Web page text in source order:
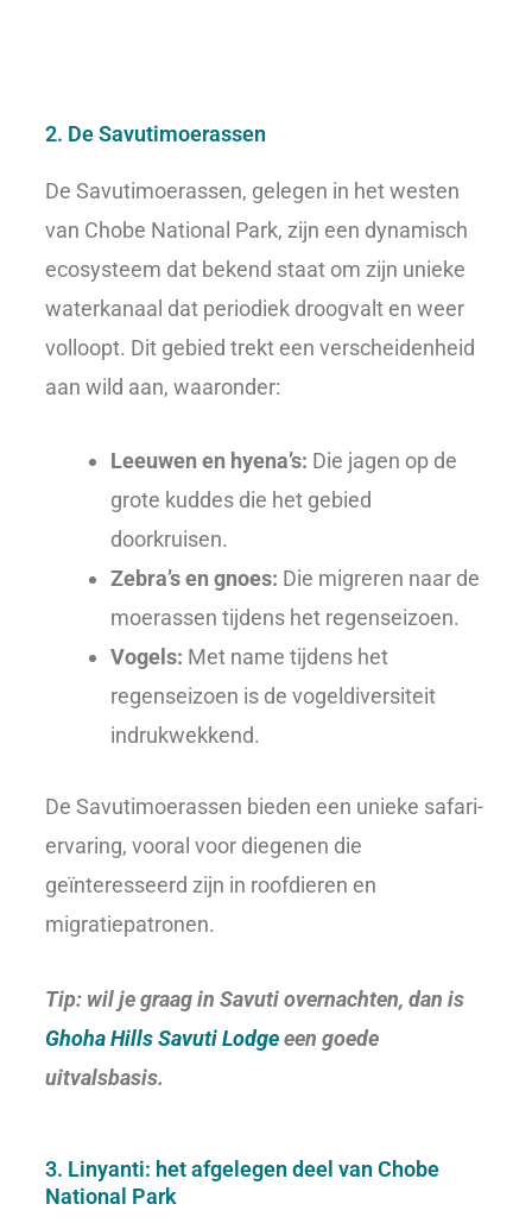
2. De Savutimoerassen
De Savutimoerassen, gelegen in het westen
van Chobe National Park, zijn een dynamisch
ecosysteem dat bekend staat om zijn unieke
waterkanaal dat periodiek droogvalt en weer
volloopt. Dit gebied trekt een verscheidenheid
aan wild aan, waaronder:
Leeuwen en hyena’s: Die jagen op de
grote kuddes die het gebied
doorkruisen.
Zebra’s en gnoes: Die migreren naar de
moerassen tijdens het regenseizoen.
Vogels: Met name tijdens het
regenseizoen is de vogeldiversiteit
indrukwekkend.
De Savutimoerassen bieden een unieke safari-
ervaring, vooral voor diegenen die
geïnteresseerd zijn in roofdieren en
migratiepatronen.
Tip: wil je graag in Savuti overnachten, dan is
Ghoha Hills Savuti Lodgeeen goede
uitvalsbasis.
3. Linyanti: het afgelegen deel van Chobe
National Park